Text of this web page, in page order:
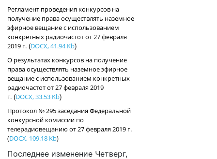
Регламент проведения конкурсов на
получение права осуществлять наземное
эфирное вещание с использованием
конкретных радиочастот от 27 февраля
2019 г. (DOCX, 41.94 Kb)
О результатах конкурсов на получение
права осуществлять наземное эфирное
вещание с использованием конкретных
радиочастот от 27 февраля 2019
г. (DOCX, 33.53 Kb)
Протокол № 295 заседания Федеральной
конкурсной комиссии по
телерадиовещанию от 27 февраля 2019 г.
(DOCX, 109.18 Kb)
Последнее изменение Четверг,